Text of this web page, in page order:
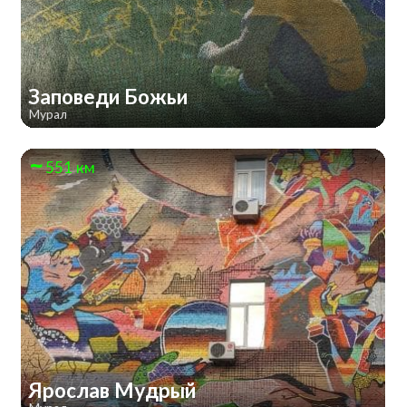
Заповеди Божьи
Мурал
551 км
Ярослав Мудрый